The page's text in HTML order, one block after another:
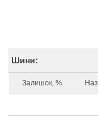
Шини:
Залишок, %